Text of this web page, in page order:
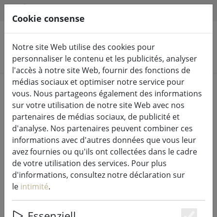
Rechercher des produits
Home Vivre Bougies et lanternes
Zone Cloche à incendie PISA cuivre
rustique
46% DISCOUNT
Cookie consense
Notre site Web utilise des cookies pour
personnaliser le contenu et les publicités, analyser
l'accès à notre site Web, fournir des fonctions de
médias sociaux et optimiser notre service pour
vous. Nous partageons également des informations
sur votre utilisation de notre site Web avec nos
partenaires de médias sociaux, de publicité et
d'analyse. Nos partenaires peuvent combiner ces
informations avec d'autres données que vous leur
avez fournies ou qu'ils ont collectées dans le cadre
de votre utilisation des services. Pour plus
d'informations, consultez notre déclaration sur
le intimité.